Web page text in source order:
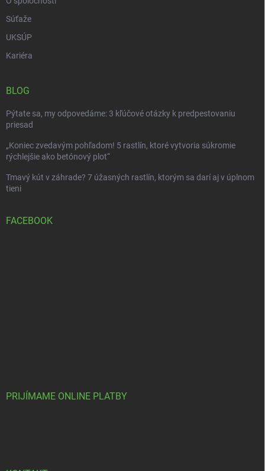
Súťaže
UKSÚP
Kariéra
BLOG
Pýtate sa, my odpovedáme: 3 kľúčové otázky k predpestovaniu
priesad
„Koniec zvedavým pohľadom! 5 rastlín, ktoré vytvoria súkromie
rýchlejšie ako betónový plot“
Tmavý kút v záhrade? 7 úžasných rastlín, ktorým sa darí aj v úplnom
tieni
FACEBOOK
PRIJÍMAME ONLINE PLATBY